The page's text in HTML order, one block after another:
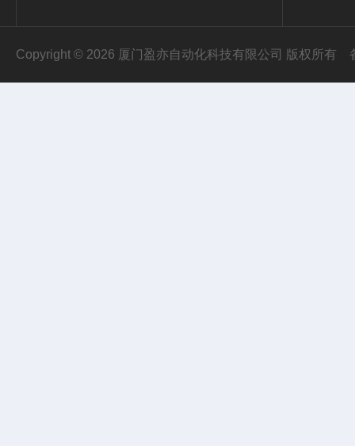
Copyright © 2026 厦门盈亦自动化科技有限公司 版权所有